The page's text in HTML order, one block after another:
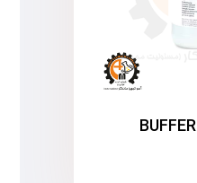
بافر۱۰ ۱۰۹۴۳۸ (BUFFER